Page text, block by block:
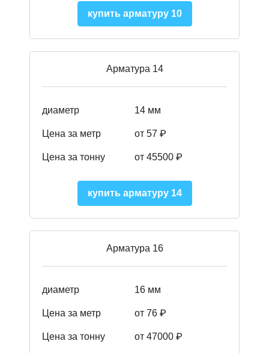
купить арматуру 10
Арматура 14
диаметр 14 мм
Цена за метр от 57 ₽
Цена за тонну от 45500 ₽
купить арматуру 14
Арматура 16
диаметр 16 мм
Цена за метр от 76 ₽
Цена за тонну от 47000 ₽